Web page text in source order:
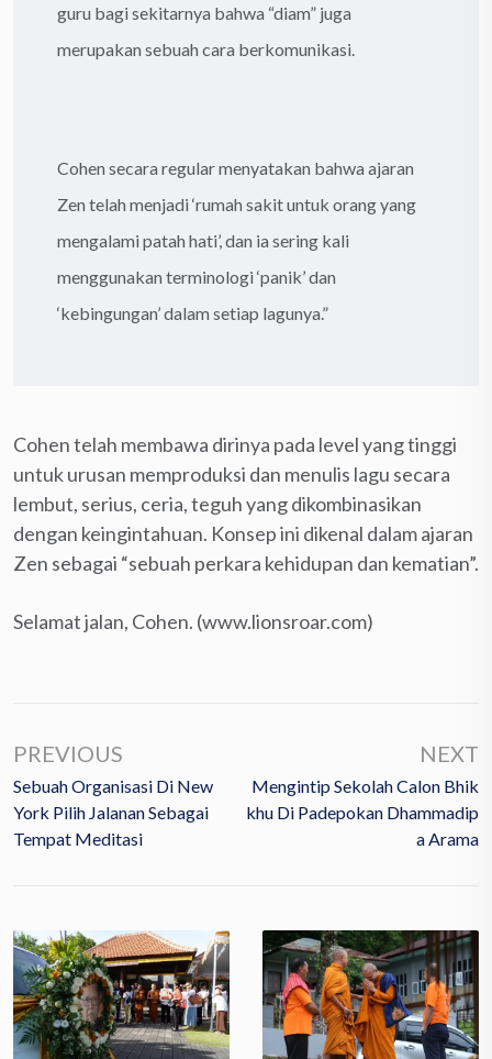
guru bagi sekitarnya bahwa “diam” juga
merupakan sebuah cara berkomunikasi.
Cohen secara regular menyatakan bahwa ajaran
Zen telah menjadi ‘rumah sakit untuk orang yang
mengalami patah hati’, dan ia sering kali
menggunakan terminologi ‘panik’ dan
‘kebingungan’ dalam setiap lagunya.”
Cohen telah membawa dirinya pada level yang tinggi
untuk urusan memproduksi dan menulis lagu secara
lembut, serius, ceria, teguh yang dikombinasikan
dengan keingintahuan. Konsep ini dikenal dalam ajaran
Zen sebagai “sebuah perkara kehidupan dan kematian”.
Selamat jalan, Cohen. (www.lionsroar.com)
PREVIOUS
Sebuah Organisasi Di New
York Pilih Jalanan Sebagai
Tempat Meditasi
NEXT
Mengintip Sekolah Calon Bhik
Khu Di Padepokan Dhammadip
A Arama